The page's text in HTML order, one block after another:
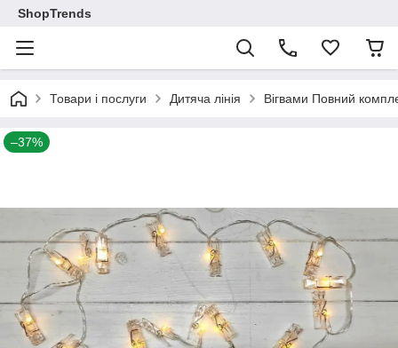
ShopTrends
Товари і послуги Дитяча лінія Вігвами Повний
–37%